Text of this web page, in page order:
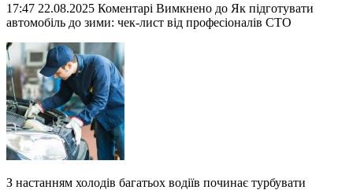
17:47 22.08.2025 Коментарі Вимкнено до Як підготувати
автомобіль до зими: чек-лист від професіоналів СТО
З настанням холодів багатьох водіїв починає турбувати